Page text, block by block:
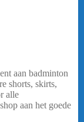
aan badminton
shorts, skirts,
alle
aan het goede